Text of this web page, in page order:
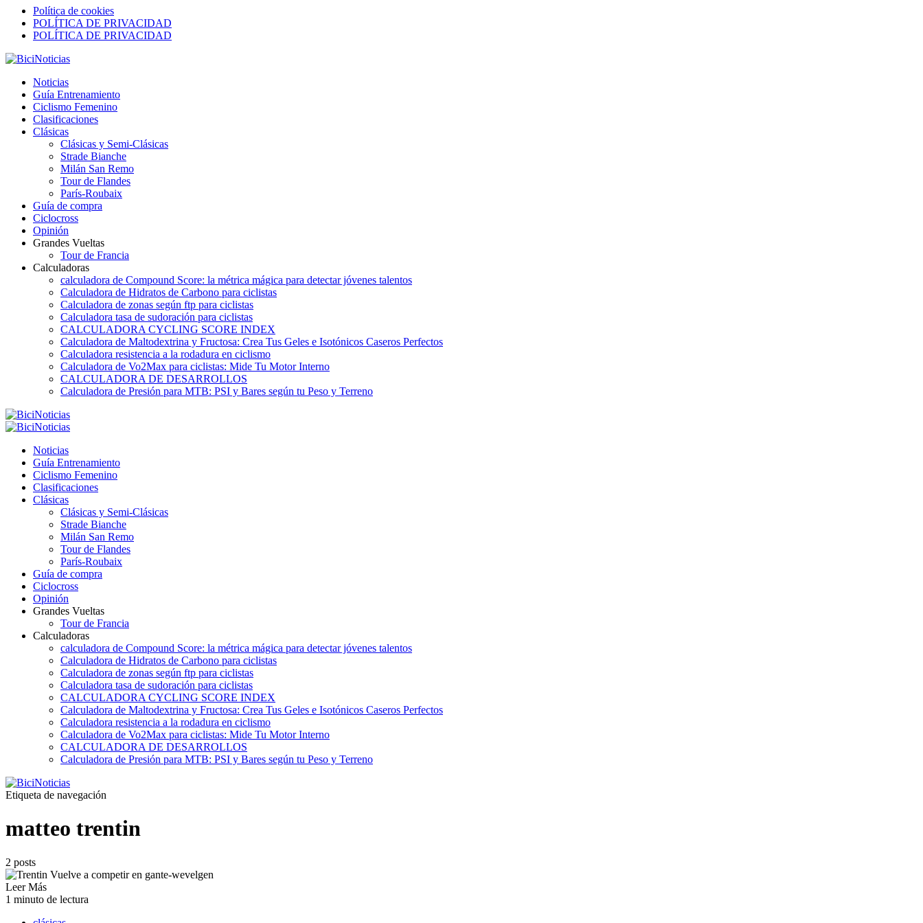
Política de cookies
POLÍTICA DE PRIVACIDAD
POLÍTICA DE PRIVACIDAD
Noticias
Guía Entrenamiento
Ciclismo Femenino
Clasificaciones
Clásicas
Clásicas y Semi-Clásicas
Strade Bianche
Milán San Remo
Tour de Flandes
París-Roubaix
Guía de compra
Ciclocross
Opinión
Grandes Vueltas
Tour de Francia
Calculadoras
calculadora de Compound Score: la métrica mágica para detectar jóvenes talentos
Calculadora de Hidratos de Carbono para ciclistas
Calculadora de zonas según ftp para ciclistas
Calculadora tasa de sudoración para ciclistas
CALCULADORA CYCLING SCORE INDEX
Calculadora de Maltodextrina y Fructosa: Crea Tus Geles e Isotónicos Caseros Perfectos
Calculadora resistencia a la rodadura en ciclismo
Calculadora de Vo2Max para ciclistas: Mide Tu Motor Interno
CALCULADORA DE DESARROLLOS
Calculadora de Presión para MTB: PSI y Bares según tu Peso y Terreno
Noticias
Guía Entrenamiento
Ciclismo Femenino
Clasificaciones
Clásicas
Clásicas y Semi-Clásicas
Strade Bianche
Milán San Remo
Tour de Flandes
París-Roubaix
Guía de compra
Ciclocross
Opinión
Grandes Vueltas
Tour de Francia
Calculadoras
calculadora de Compound Score: la métrica mágica para detectar jóvenes talentos
Calculadora de Hidratos de Carbono para ciclistas
Calculadora de zonas según ftp para ciclistas
Calculadora tasa de sudoración para ciclistas
CALCULADORA CYCLING SCORE INDEX
Calculadora de Maltodextrina y Fructosa: Crea Tus Geles e Isotónicos Caseros Perfectos
Calculadora resistencia a la rodadura en ciclismo
Calculadora de Vo2Max para ciclistas: Mide Tu Motor Interno
CALCULADORA DE DESARROLLOS
Calculadora de Presión para MTB: PSI y Bares según tu Peso y Terreno
Etiqueta de navegación
matteo trentin
2 posts
Leer Más
1 minuto de lectura